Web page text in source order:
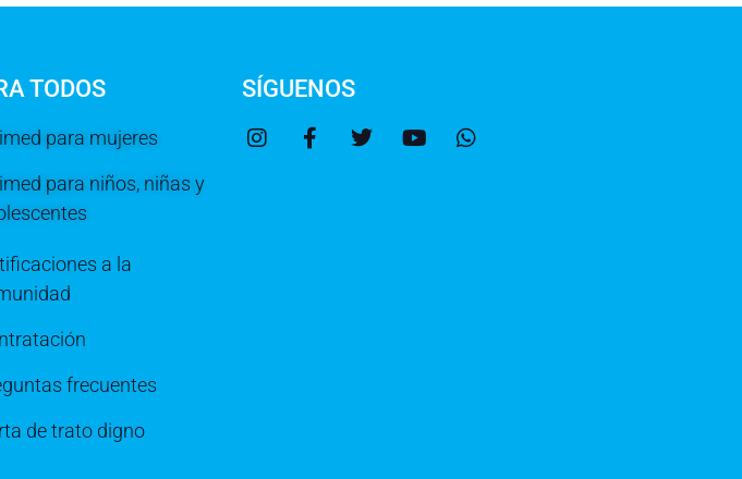
TODOS
para mujeres
para niños, niñas y
a la
frecuentes
de trato digno
SÍGUENOS